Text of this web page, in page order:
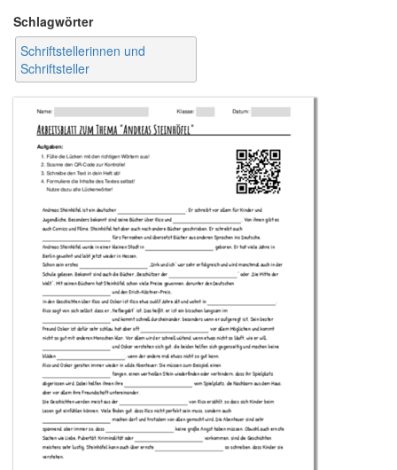
Schlagwörter
Schriftstellerinnen und
Schriftsteller